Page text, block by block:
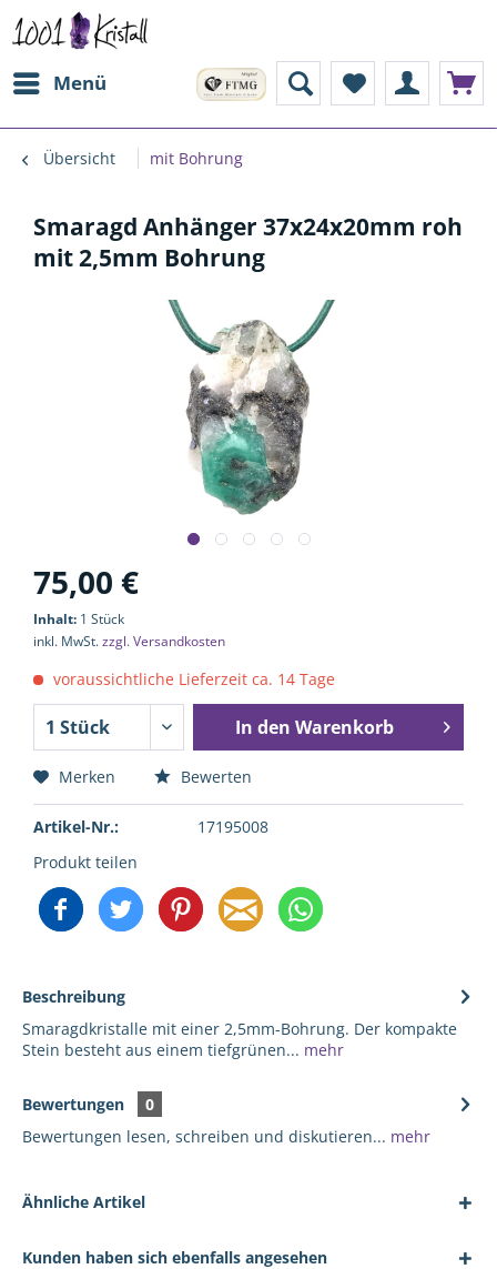
Menü
Übersicht mit Bohrung
Smaragd Anhänger 37x24x20mm roh
mit 2,5mm Bohrung
75,00 €
Inhalt: 1 Stück
inkl. MwSt.zzgl. Versandkosten
voraussichtliche Lieferzeit ca. 14 Tage
In den Warenkorb
Merken Bewerten
Artikel-Nr.:
17195008
Produkt teilen
Beschreibung
Smaragdkristalle mit einer 2,5mm-Bohrung. Der kompakte
Stein besteht aus einem tiefgrünen... mehr
Bewertungen
0
Bewertungen lesen, schreiben und diskutieren... mehr
Ähnliche Artikel
Kunden haben sich ebenfalls angesehen